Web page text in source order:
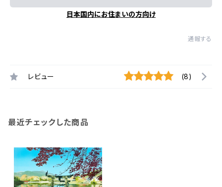
日本国内にお住まいの方向け
通報する
レビュー (8)
最近チェックした商品